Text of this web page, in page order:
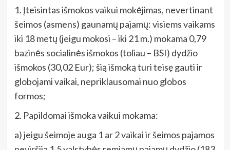
1. Įteisintas išmokos vaikui mokėjimas, nevertinant
šeimos (asmens) gaunamų pajamų: visiems vaikams
iki 18 metų (jeigu mokosi – iki 21 m.) mokama 0,79
bazinės socialinės išmokos (toliau – BSI) dydžio
išmokos (30,02 Eur); šią išmoką turi teisę gauti ir
globojami vaikai, nepriklausomai nuo globos
formos;
2. Papildomai išmoka vaikui mokama:
a) jeigu šeimoje auga 1 ar 2 vaikai ir šeimos pajamos